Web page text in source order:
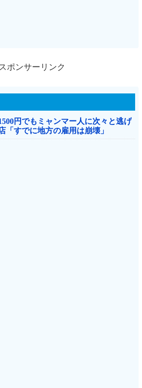
ポンサーリンク
円でもミャンマー人に次々と逃げ
「すでに地方の雇用は崩壊」